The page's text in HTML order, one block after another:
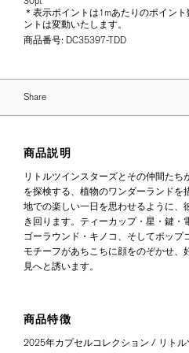
＊表示ポイントは1mあたりのポイン
ントは変動いたします。
商品番号: DC35397-TDD
Share
商品説明
リトルツインスターズとその仲間たち
を探検する、植物のワンダーランドを
地での楽しい一日を思わせるように、
き回ります。ティーカップ・星・鍵・
ゴーラウンド・キノコ、そしてポップ
モチーフがあちこちに顔をのぞかせ、
見へと誘います。
商品特徴
2025年カプセルコレクション / リト